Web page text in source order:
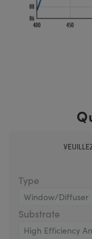
Type
Substrate